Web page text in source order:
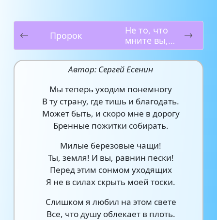
Пророк
Не то, что
мните вы,
природа…
Автор: Сергей Есенин
Мы теперь уходим понемногу
В ту страну, где тишь и благодать.
Может быть, и скоро мне в дорогу
Бренные пожитки собирать.
Милые березовые чащи!
Ты, земля! И вы, равнин пески!
Перед этим сонмом уходящих
Я не в силах скрыть моей тоски.
Слишком я любил на этом свете
Все, что душу облекает в плоть.